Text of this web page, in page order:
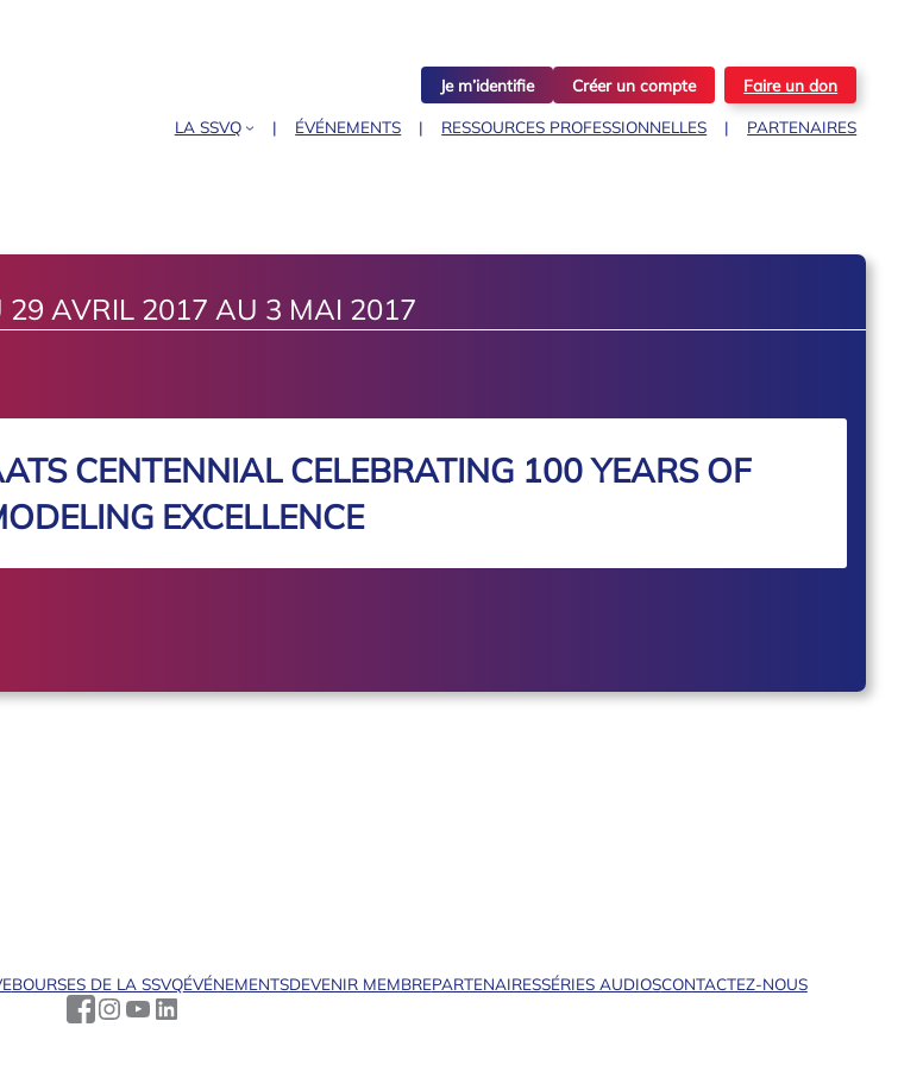
Je m’identifie Créer un compte Faire un don
LA SSVQ ÉVÉNEMENTS RESSOURCES PROFESSIONNELLES PARTENAIRES
29 AVRIL 2017 AU 3 MAI 2017
CENTENNIAL CELEBRATING 100 YEARS OF
EXCELLENCE
BOURSES DE LA SSVQÉVÉNEMENTSDEVENIR MEMBREPARTENAIRESSÉRIES AUDIOSCONTACTEZ-NOUS